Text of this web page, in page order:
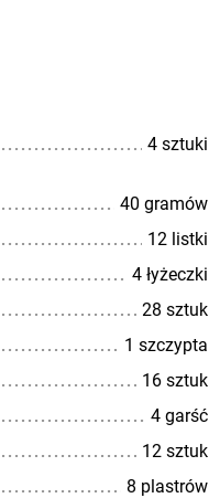
4 sztuki
40 gramów
12 listki
4 łyżeczki
28 sztuk
1 szczypta
16 sztuk
4 garść
12 sztuk
8 plastrów